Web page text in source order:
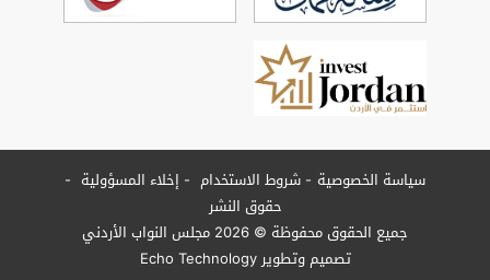
سياسة الخصوصية شروط الاستخدام
إخلاء المسؤولية
حقوق النشر
جميع الحقوق محفوظة © 2026 مجلس النواب الأردني
تصميم وتطويرEcho Technology